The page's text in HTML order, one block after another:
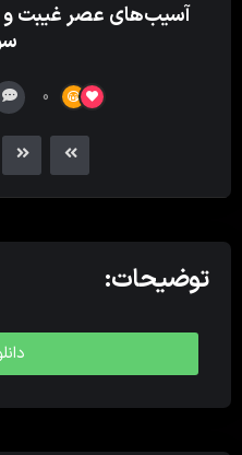
آسیب‌های عصر غیبت و
0
توضیحات: